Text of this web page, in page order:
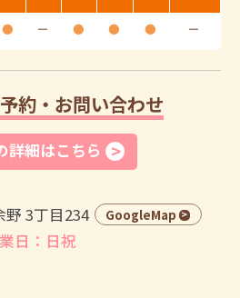
● ー ● ● ● ー
約・お問い合わせ
詳細はこちら
3丁目234
GoogleMap
日：日祝